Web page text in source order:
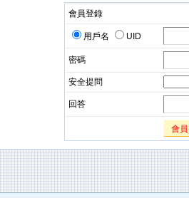
會員登錄
用戶名 UID
密碼
安全提問
回答
會